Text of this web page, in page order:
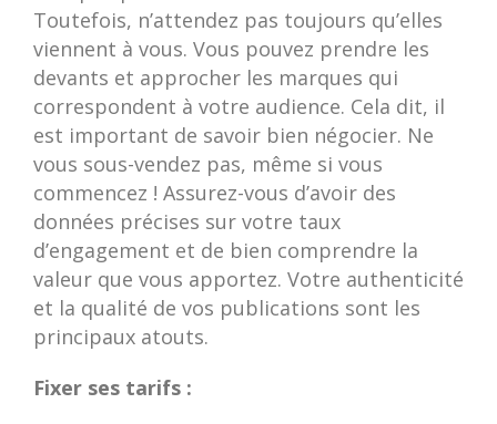
Toutefois, n’attendez pas toujours qu’elles
viennent à vous. Vous pouvez prendre les
devants et approcher les marques qui
correspondent à votre audience. Cela dit, il
est important de savoir bien négocier. Ne
vous sous-vendez pas, même si vous
commencez ! Assurez-vous d’avoir des
données précises sur votre taux
d’engagement et de bien comprendre la
valeur que vous apportez. Votre authenticité
et la qualité de vos publications sont les
principaux atouts.
Fixer ses tarifs :